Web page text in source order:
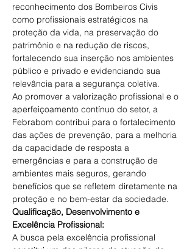
reconhecimento dos Bombeiros Civis
como profissionais estratégicos na
proteção da vida, na preservação do
patrimônio e na redução de riscos,
fortalecendo sua inserção nos ambientes
público e privado e evidenciando sua
relevância para a segurança coletiva.
Ao promover a valorização profissional e o
aperfeiçoamento contínuo do setor, a
Febrabom contribui para o fortalecimento
das ações de prevenção, para a melhoria
da capacidade de resposta a
emergências e para a construção de
ambientes mais seguros, gerando
benefícios que se refletem diretamente na
proteção e no bem-estar da sociedade.
Qualificação, Desenvolvimento e
Excelência Profissional:
A busca pela excelência profissional